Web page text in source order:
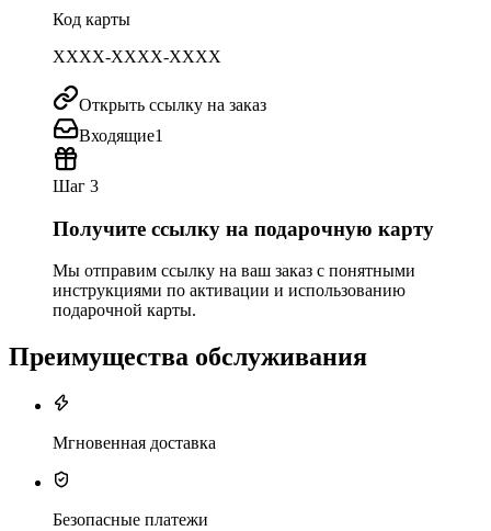
Код карты
XXXX-XXXX-XXXX
Открыть ссылку на заказ
Входящие1
Шаг 3
Получите ссылку на подарочную карту
Мы отправим ссылку на ваш заказ с понятными
инструкциями по активации и использованию
подарочной карты.
Преимущества обслуживания
Мгновенная доставка
Безопасные платежи